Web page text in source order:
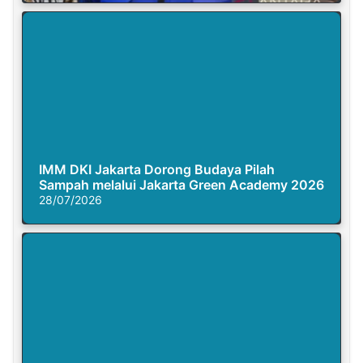
IMM DKI Jakarta Dorong Budaya Pilah
Sampah melalui Jakarta Green Academy 2026
28/07/2026